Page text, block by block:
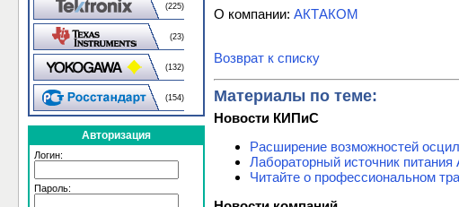
(225)
(23)
(132)
(154)
Авторизация
Логин:
Пароль:
О компании: АКТАКОМ
Возврат к списку
Материалы по теме:
Новости КИПиС
Расширение возможностей
Лабораторный источник
Читайте о профессиональном